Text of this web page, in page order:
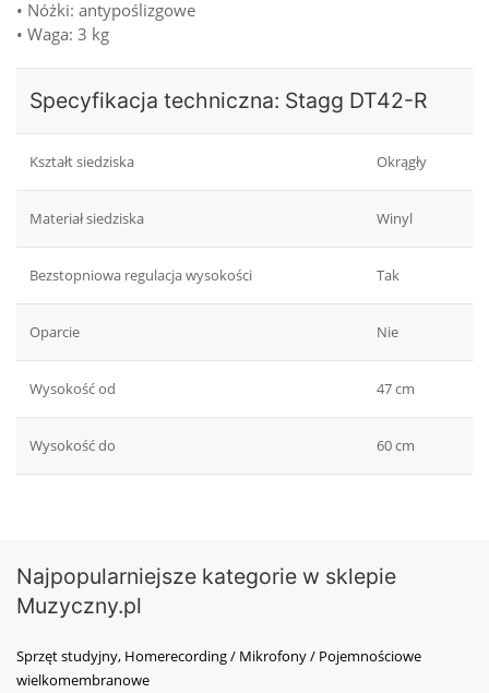
• Nóżki: antypoślizgowe
• Waga: 3 kg
Specyfikacja techniczna: Stagg DT42-R
Kształt siedziska Okrągły
Materiał siedziska Winyl
Bezstopniowa regulacja wysokości Tak
Oparcie Nie
Wysokość od 47 cm
Wysokość do 60 cm
Najpopularniejsze kategorie w sklepie
Muzyczny.pl
Sprzęt studyjny, Homerecording / Mikrofony / Pojemnościowe
wielkomembranowe